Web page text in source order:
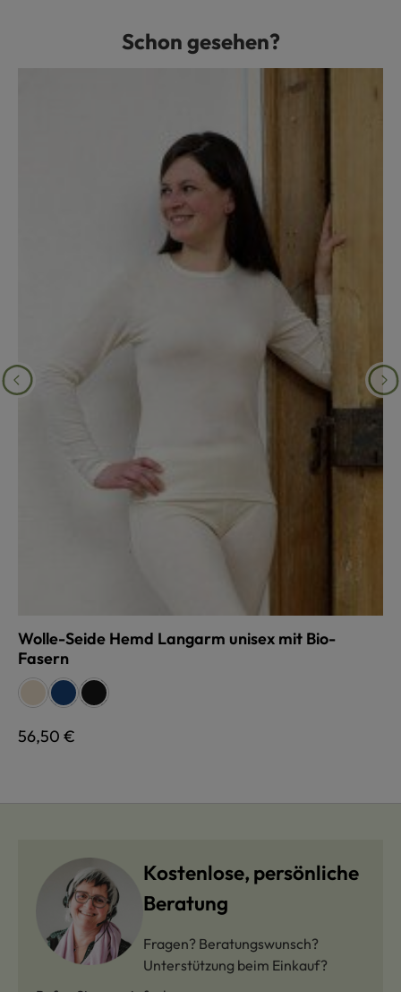
Produktgalerie überspringenSchon gesehen?
Wolle-Seide Hemd Langarm unisex mit Bio-
Fasern
Farbe auswählen
naturweißdunkelblau
schwarz
Regulärer Preis:
56,50 €
Kostenlose, persönliche
Beratung
Fragen? Beratungswunsch?
Unterstützung beim Einkauf?